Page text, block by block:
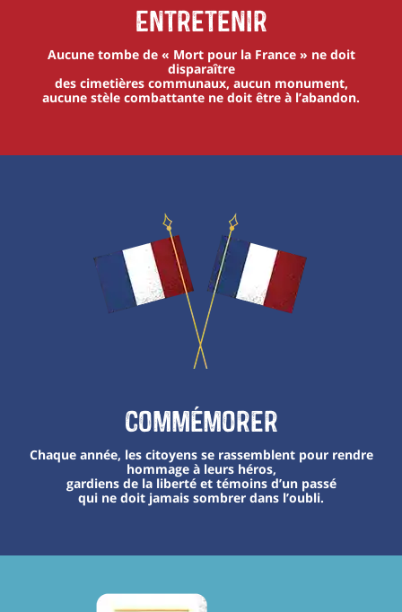
Entretenir
Aucune tombe de « Mort pour la France » ne doit
disparaître
des cimetières communaux, aucun monument,
aucune stèle combattante ne doit être à l’abandon.
Commémorer
Chaque année, les citoyens se rassemblent pour rendre
hommage à leurs héros,
gardiens de la liberté et témoins d’un passé
qui ne doit jamais sombrer dans l’oubli.